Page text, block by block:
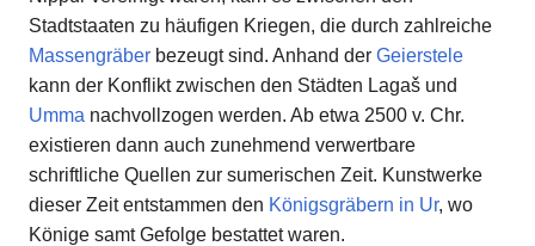
Stadtstaaten zu häufigen Kriegen, die durch zahlreiche
Massengräber bezeugt sind. Anhand der Geierstele
kann der Konflikt zwischen den Städten Lagaš und
Umma nachvollzogen werden. Ab etwa 2500 v. Chr.
existieren dann auch zunehmend verwertbare
schriftliche Quellen zur sumerischen Zeit. Kunstwerke
dieser Zeit entstammen den Königsgräbern in Ur, wo
Könige samt Gefolge bestattet waren.